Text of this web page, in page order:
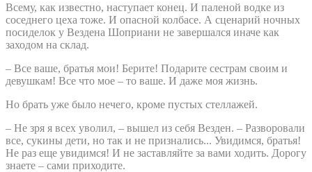
Всему, как известно, наступает конец. И паленой водке из
соседнего цеха тоже. И опасной колбасе. А сценарий ночных
посиделок у Вездена Шоприани не завершался иначе как
заходом на склад.
– Все ваше, братья мои! Берите! Подарите сестрам своим и
девушкам! Все что мое – то ваше. И даже моя жизнь.
Но брать уже было нечего, кроме пустых стеллажей.
– Не зря я всех уволил, – вышел из себя Везден. – Разворовали
все, сукины дети, но так и не признались... Увидимся, братья!
Не раз еще увидимся! И не заставляйте за вами ходить. Дорогу
знаете – сами приходите.